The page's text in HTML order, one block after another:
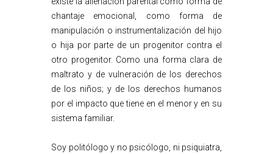
chantaje emocional, como forma de
manipulación o instrumentalización del hijo
o hija por parte de un progenitor contra el
otro progenitor. Como una forma clara de
maltrato y de vulneración de los derechos
de los niños; y de los derechos humanos
por el impacto que tiene en el menor y en su
sistema familiar.
Soy politólogo y no psicólogo, ni psiquiatra,